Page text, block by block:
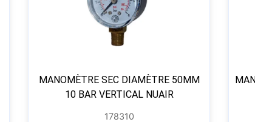
MANOMÈTRE SEC DIAMÈTRE 50MM
10 BAR VERTICAL NUAIR
178310